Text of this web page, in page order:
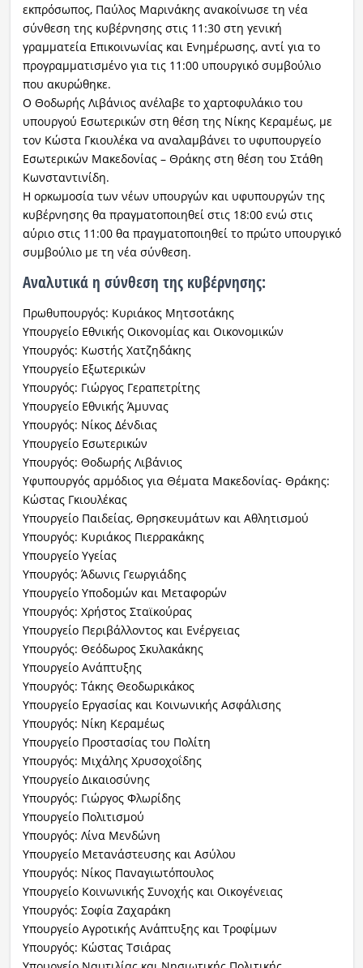
εκπρόσωπος, Παύλος Μαρινάκης ανακοίνωσε τη νέα
σύνθεση της κυβέρνησης στις 11:30 στη γενική
γραμματεία Επικοινωνίας και Ενημέρωσης, αντί για το
προγραμματισμένο για τις 11:00 υπουργικό συμβούλιο
που ακυρώθηκε.
Ο Θοδωρής Λιβάνιος ανέλαβε το χαρτοφυλάκιο του
υπουργού Εσωτερικών στη θέση της Νίκης Κεραμέως, με
τον Κώστα Γκιουλέκα να αναλαμβάνει το υφυπουργείο
Εσωτερικών Μακεδονίας – Θράκης στη θέση του Στάθη
Κωνσταντινίδη.
Η ορκωμοσία των νέων υπουργών και υφυπουργών της
κυβέρνησης θα πραγματοποιηθεί στις 18:00 ενώ στις
αύριο στις 11:00 θα πραγματοποιηθεί το πρώτο υπουργικό
συμβούλιο με τη νέα σύνθεση.
Αναλυτικά η σύνθεση της κυβέρνησης:
Πρωθυπουργός: Κυριάκος Μητσοτάκης
Υπουργείο Εθνικής Οικονομίας και Οικονομικών
Υπουργός: Κωστής Χατζηδάκης
Υπουργείο Εξωτερικών
Υπουργός: Γιώργος Γεραπετρίτης
Υπουργείο Εθνικής Άμυνας
Υπουργός: Νίκος Δένδιας
Υπουργείο Εσωτερικών
Υπουργός: Θοδωρής Λιβάνιος
Υφυπουργός αρμόδιος για Θέματα Μακεδονίας- Θράκης:
Κώστας Γκιουλέκας
Υπουργείο Παιδείας, Θρησκευμάτων και Αθλητισμού
Υπουργός: Κυριάκος Πιερρακάκης
Υπουργείο Υγείας
Υπουργός: Άδωνις Γεωργιάδης
Υπουργείο Υποδομών και Μεταφορών
Υπουργός: Χρήστος Σταϊκούρας
Υπουργείο Περιβάλλοντος και Ενέργειας
Υπουργός: Θεόδωρος Σκυλακάκης
Υπουργείο Ανάπτυξης
Υπουργός: Τάκης Θεοδωρικάκος
Υπουργείο Εργασίας και Κοινωνικής Ασφάλισης
Υπουργός: Νίκη Κεραμέως
Υπουργείο Προστασίας του Πολίτη
Υπουργός: Μιχάλης Χρυσοχοΐδης
Υπουργείο Δικαιοσύνης
Υπουργός: Γιώργος Φλωρίδης
Υπουργείο Πολιτισμού
Υπουργός: Λίνα Μενδώνη
Υπουργείο Μετανάστευσης και Ασύλου
Υπουργός: Νίκος Παναγιωτόπουλος
Υπουργείο Κοινωνικής Συνοχής και Οικογένειας
Υπουργός: Σοφία Ζαχαράκη
Υπουργείο Αγροτικής Ανάπτυξης και Τροφίμων
Υπουργός: Κώστας Τσιάρας